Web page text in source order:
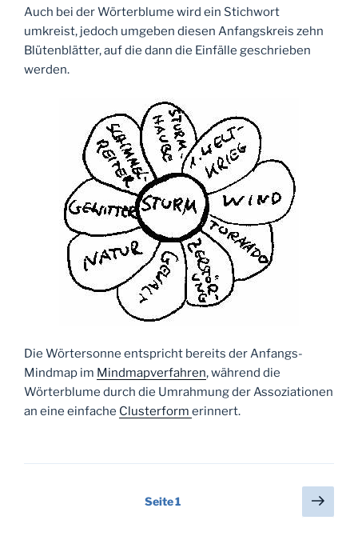
Auch bei der Wörterblume wird ein Stichwort
umkreist, jedoch umgeben diesen Anfangskreis zehn
Blütenblätter, auf die dann die Einfälle geschrieben
werden.
Die Wörtersonne entspricht bereits der Anfangs-
Mindmap im Mindmapverfahren, während die
Wörterblume durch die Umrahmung der Assoziationen
an eine einfache Clusterform erinnert.
Seitennummerierung
Seite1